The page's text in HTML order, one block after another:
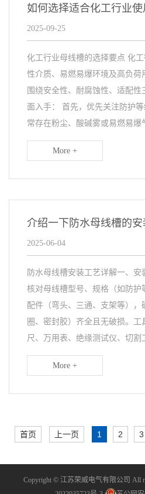
如何选择适合化工行业使
2025-09-25
化工行业母线槽的选择要点 化
性介质、易燃易爆环境及高负荷
围绕安全性、耐腐蚀性、适配
面入手： 首先，优先关注防护
常存在粉尘、酸碱雾或易燃易爆
More +
介绍一下防水母线槽的安
2025-06-04
防水母线槽安装工艺详解一、
核对母线槽型号、规格（如防护
配件（弯头、三通、支架等），
圈、密封胶）齐全且无破损。
尺、万用表、绝缘测试仪、切割
More +
首页 上一页 1 2 3
Copyright © 江苏荣威电气有限公司 All